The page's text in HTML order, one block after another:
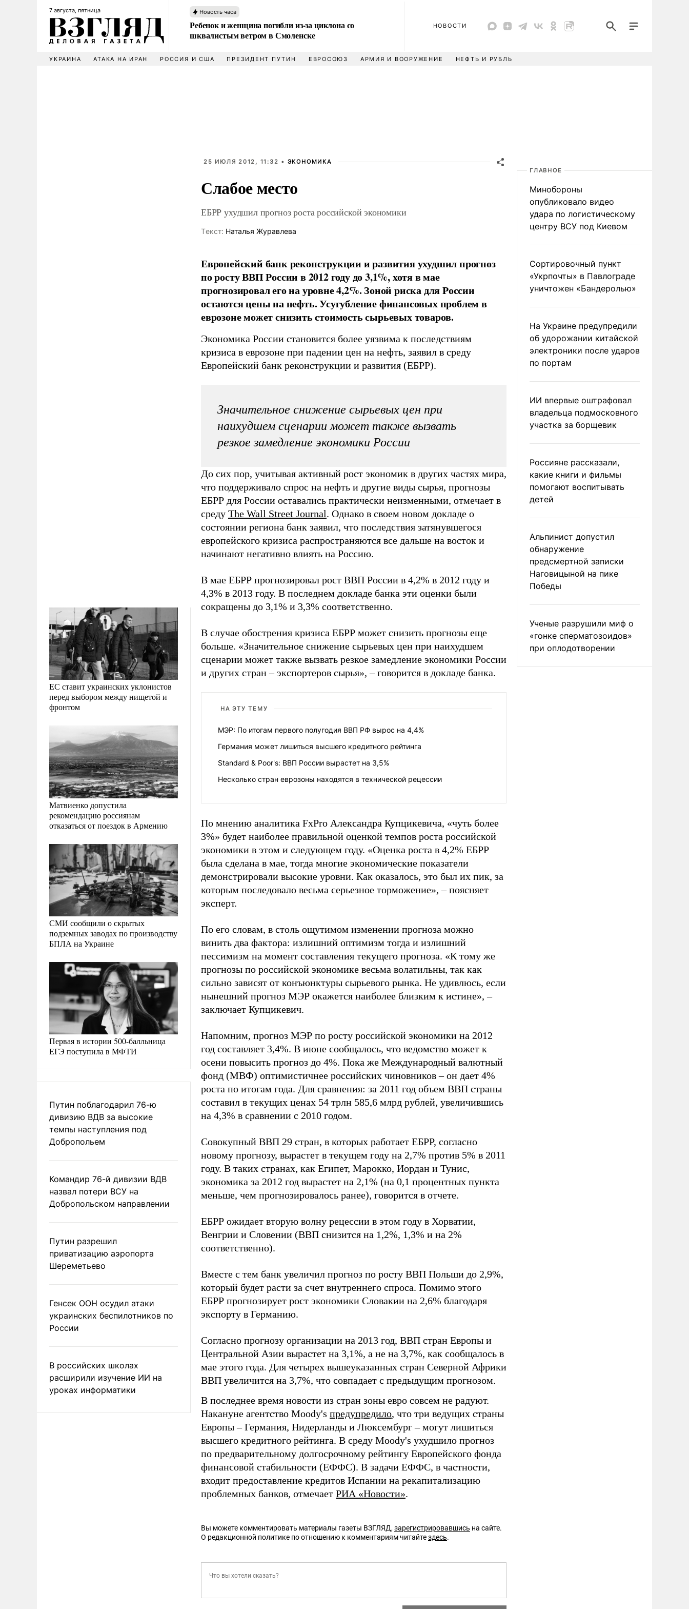
7 августа, пятница Новость часа
Ребенок и женщина погибли из-за циклона со
шквалистым ветром в Смоленске
НОВОСТИ
УКРАИНА АТАКА НА ИРАН РОССИЯ И США ПРЕЗИДЕНТ ПУТИН ЕВРОСОЮЗ АРМИЯ И ВООРУЖЕНИЕ НЕФТЬ И РУБЛЬ
ЕС ставит украинских уклонистов
перед выбором между нищетой и
фронтом
Матвиенко допустила
рекомендацию россиянам
отказаться от поездок в Армению
СМИ сообщили о скрытых
подземных заводах по производству
БПЛА на Украине
Первая в истории 500-балльница
ЕГЭ поступила в МФТИ
Путин поблагодарил 76-ю
дивизию ВДВ за высокие
темпы наступления под
Добропольем
Командир 76-й дивизии ВДВ
назвал потери ВСУ на
Добропольском направлении
Путин разрешил
приватизацию аэропорта
Шереметьево
Генсек ООН осудил атаки
украинских беспилотников по
России
В российских школах
расширили изучение ИИ на
уроках информатики
25 ИЮЛЯ 2012, 11:32 • ЭКОНОМИКА
Слабое место
ЕБРР ухудшил прогноз роста российской экономики
Tекст: Наталья Журавлева
Европейский банк реконструкции и развития ухудшил прогноз
по росту ВВП России в 2012 году до 3,1%, хотя в мае
прогнозировал его на уровне 4,2%. Зоной риска для России
остаются цены на нефть. Усугубление финансовых проблем в
еврозоне может снизить стоимость сырьевых товаров.
Экономика России становится более уязвима к последствиям
кризиса в еврозоне при падении цен на нефть, заявил в среду
Европейский банк реконструкции и развития (ЕБРР).
Значительное снижение сырьевых цен при
наихудшем сценарии может также вызвать
резкое замедление экономики России
До сих пор, учитывая активный рост экономик в других частях мира,
что поддерживало спрос на нефть и другие виды сырья, прогнозы
ЕБРР для России оставались практически неизменными, отмечает в
среду The Wall Street Journal. Однако в своем новом докладе о
состоянии региона банк заявил, что последствия затянувшегося
европейского кризиса распространяются все дальше на восток и
начинают негативно влиять на Россию.
В мае ЕБРР прогнозировал рост ВВП России в 4,2% в 2012 году и
4,3% в 2013 году. В последнем докладе банка эти оценки были
сокращены до 3,1% и 3,3% соответственно.
В случае обострения кризиса ЕБРР может снизить прогнозы еще
больше. «Значительное снижение сырьевых цен при наихудшем
сценарии может также вызвать резкое замедление экономики России
и других стран – экспортеров сырья», – говорится в докладе банка.
НА ЭТУ ТЕМУ
МЭР: По итогам первого полугодия ВВП РФ вырос на 4,4%
Германия может лишиться высшего кредитного рейтинга
Standard & Poor's: ВВП России вырастет на 3,5%
Несколько стран еврозоны находятся в технической рецессии
По мнению аналитика FxPro Александра Купцикевича, «чуть более
3%» будет наиболее правильной оценкой темпов роста российской
экономики в этом и следующем году. «Оценка роста в 4,2% ЕБРР
была сделана в мае, тогда многие экономические показатели
демонстрировали высокие уровни. Как оказалось, это был их пик, за
которым последовало весьма серьезное торможение», – поясняет
эксперт.
По его словам, в столь ощутимом изменении прогноза можно
винить два фактора: излишний оптимизм тогда и излишний
пессимизм на момент составления текущего прогноза. «К тому же
прогнозы по российской экономике весьма волатильны, так как
сильно зависят от конъюнктуры сырьевого рынка. Не удивлюсь, если
нынешний прогноз МЭР окажется наиболее близким к истине», –
заключает Купцикевич.
Напомним, прогноз МЭР по росту российской экономики на 2012
год составляет 3,4%. В июне сообщалось, что ведомство может к
осени повысить прогноз до 4%. Пока же Международный валютный
фонд (МВФ) оптимистичнее российских чиновников – он дает 4%
роста по итогам года. Для сравнения: за 2011 год объем ВВП страны
составил в текущих ценах 54 трлн 585,6 млрд рублей, увеличившись
на 4,3% в сравнении с 2010 годом.
Совокупный ВВП 29 стран, в которых работает ЕБРР, согласно
новому прогнозу, вырастет в текущем году на 2,7% против 5% в 2011
году. В таких странах, как Египет, Марокко, Иордан и Тунис,
экономика за 2012 год вырастет на 2,1% (на 0,1 процентных пункта
меньше, чем прогнозировалось ранее), говорится в отчете.
ЕБРР ожидает вторую волну рецессии в этом году в Хорватии,
Венгрии и Словении (ВВП снизится на 1,2%, 1,3% и на 2%
соответственно).
Вместе с тем банк увеличил прогноз по росту ВВП Польши до 2,9%,
который будет расти за счет внутреннего спроса. Помимо этого
ЕБРР прогнозирует рост экономики Словакии на 2,6% благодаря
экспорту в Германию.
Согласно прогнозу организации на 2013 год, ВВП стран Европы и
Центральной Азии вырастет на 3,1%, а не на 3,7%, как сообщалось в
мае этого года. Для четырех вышеуказанных стран Северной Африки
ВВП увеличится на 3,7%, что совпадает с предыдущим прогнозом.
В последнее время новости из стран зоны евро совсем не радуют.
Накануне агентство Moody's предупредило, что три ведущих страны
Европы – Германия, Нидерланды и Люксембург – могут лишиться
высшего кредитного рейтинга. В среду Moody's ухудшило прогноз
по предварительному долгосрочному рейтингу Европейского фонда
финансовой стабильности (ЕФФС). В задачи ЕФФС, в частности,
входит предоставление кредитов Испании на рекапитализацию
проблемных банков, отмечает РИА «Новости».
Вы можете комментировать материалы газеты ВЗГЛЯД, зарегистрировавшись на сайте.
О редакционной политике по отношению к комментариям читайтездесь.
ГЛАВНОЕ
Минобороны
опубликовало видео
удара по логистическому
центру ВСУ под Киевом
Сортировочный пункт
«Укрпочты» в Павлограде
уничтожен «Бандеролью»
На Украине предупредили
об удорожании китайской
электроники после ударов
по портам
ИИ впервые оштрафовал
владельца подмосковного
участка за борщевик
Россияне рассказали,
какие книги и фильмы
помогают воспитывать
детей
Альпинист допустил
обнаружение
предсмертной записки
Наговицыной на пике
Победы
Ученые разрушили миф о
«гонке сперматозоидов»
при оплодотворении